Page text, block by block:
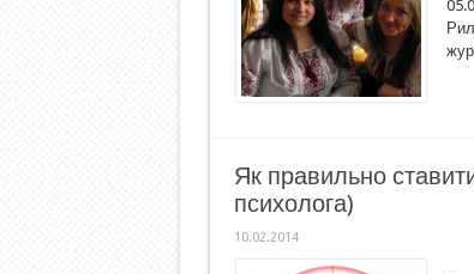
Як правильно
психолога)
10.02.2014